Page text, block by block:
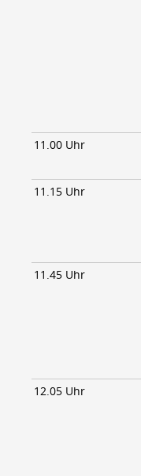
11.00 Uhr
11.15 Uhr
11.45 Uhr
12.05 Uhr